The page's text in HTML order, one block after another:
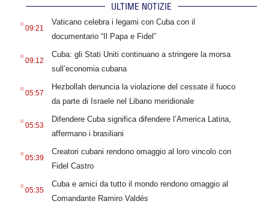
ULTIME NOTIZIE
. 09:21
Vaticano celebra i legami con Cuba con il
documentario “Il Papa e Fidel”
. 09:12
Cuba: gli Stati Uniti continuano a stringere la morsa
sull’economia cubana
. 05:57
Hezbollah denuncia la violazione del cessate il fuoco
da parte di Israele nel Libano meridionale
. 05:53
Difendere Cuba significa difendere l’America Latina,
affermano i brasiliani
. 05:39
Creatori cubani rendono omaggio al loro vincolo con
Fidel Castro
. 05:35
Cuba e amici da tutto il mondo rendono omaggio al
Comandante Ramiro Valdés